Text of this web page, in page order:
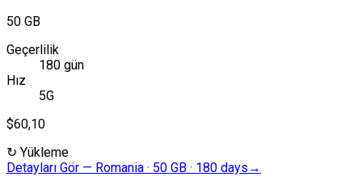
50 GB
Geçerlilik
180 gün
Hız
5G
$60,10
↻ Yükleme
Detayları Gör — Romania · 50 GB · 180 days →